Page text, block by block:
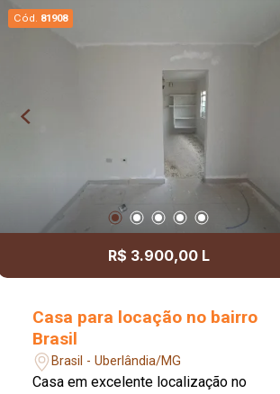
Cód. 81908
R$ 3.900,00 L
Casa para locação no bairro
Brasil
Brasil - Uberlândia/MG
Casa em excelente localização no